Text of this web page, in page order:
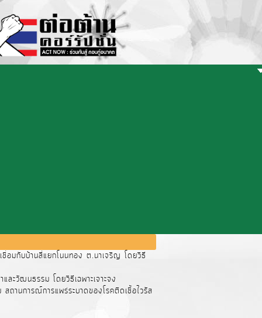
ชื่อมกับบ้านสี่แยกโนนทอง ต.นาเจริญ โดยวิธี
ะวัฒนธรรม โดยวิธีเฉพาะเจาะจง
สถานการณ์การแพร่ระบาดของโรคติดเชื้อไวรัส